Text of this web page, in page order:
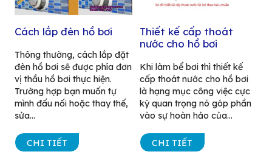
Cách lắp đèn hồ bơi
Thông thường, cách lắp đặt
đèn hồ bơi sẽ được phía đơn
vị thầu hồ bơi thực hiện.
Trường hợp bạn muốn tự
mình đấu nối hoặc thay thế,
sửa...
CHI TIẾT
Thiết kế cấp thoát
nước cho hồ bơi
Khi làm bể bơi thì thiết kế
cấp thoát nước cho hồ bơi
là hạng mục công việc cực
kỳ quan trọng nó góp phần
vào sự hoàn hảo của...
CHI TIẾT